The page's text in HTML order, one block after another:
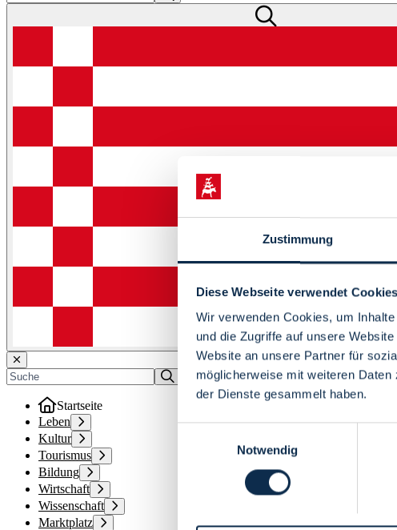
Zustimmung
Diese Webseite verwendet Cookies
Wir verwenden Cookies, um
und die Zugriffe auf unsere
Website an unsere Partner für
möglicherweise mit weiteren
der Dienste gesammelt haben.
Notwendig
Startseite
Leben
Kultur
Tourismus
Bildung
Wirtschaft
Wissenschaft
Marktplatz